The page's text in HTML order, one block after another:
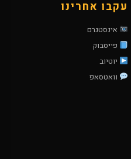
עקבו אחרינו
אינסטגרם
פייסבוק
יוטיוב
וואטסאפ